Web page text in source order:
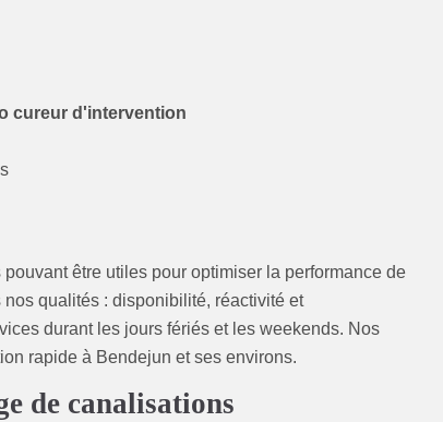
cureur d'intervention
être utiles pour optimiser la performance de
qualités : disponibilité, réactivité et
durant les jours fériés et les weekends. Nos
rapide à Bendejun et ses environs.
de canalisations